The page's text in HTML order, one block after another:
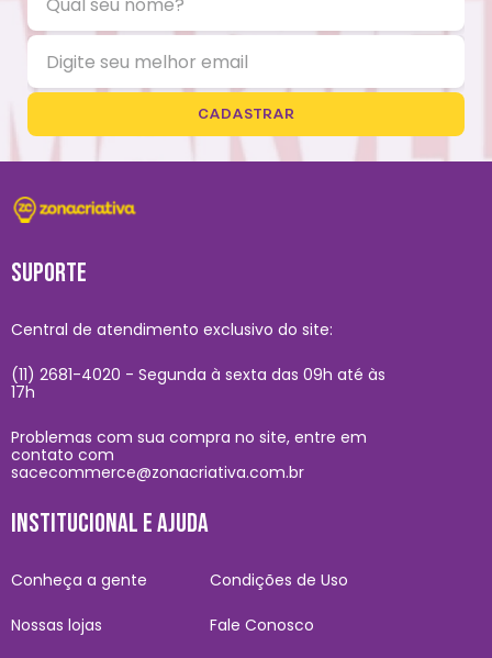
CADASTRAR
SUPORTE
Central de atendimento exclusivo do site:
(11) 2681-4020 - Segunda à sexta das 09h até às
17h
Problemas com sua compra no site, entre em
contato com
sacecommerce@zonacriativa.com.br
INSTITUCIONAL E AJUDA
Conheça a gente
Nossas lojas
Condições de Uso
Fale Conosco